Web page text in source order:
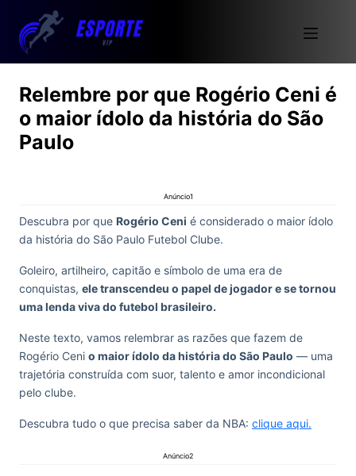
Relembre por que Rogério Ceni é
o maior ídolo da história do São
Paulo
Anúncio1
Descubra por que Rogério Ceni é considerado o maior ídolo
da história do São Paulo Futebol Clube.
Goleiro, artilheiro, capitão e símbolo de uma era de
conquistas, ele transcendeu o papel de jogador e se tornou
uma lenda viva do futebol brasileiro.
Neste texto, vamos relembrar as razões que fazem de
Rogério Ceni o maior ídolo da história do São Paulo — uma
trajetória construída com suor, talento e amor incondicional
pelo clube.
Descubra tudo o que precisa saber da NBA: clique aqui.
Anúncio2